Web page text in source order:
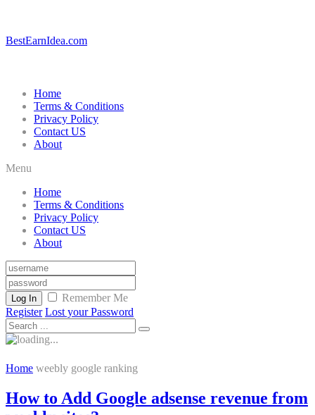
BestEarnIdea.com
Home
Terms & Conditions
Privacy Policy
Contact US
About
Menu
Home
Terms & Conditions
Privacy Policy
Contact US
About
Log In
Remember Me
Register Lost your Password
Home weebly google ranking
How to Add Google adsense revenue from